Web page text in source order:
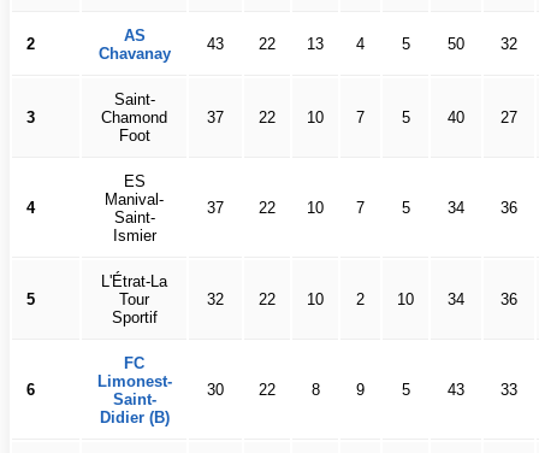
2
AS
Chavanay
43 22 13 4 5 50 32
3
Saint-
Chamond
Foot
37 22 10 7 5 40 27
4
ES
Manival-
Saint-
Ismier
37 22 10 7 5 34 36
5
L'Étrat-La
Tour
Sportif
32 22 10 2 10 34 36
6
FC
Limonest-
Saint-
Didier (B)
30 22 8 9 5 43 33